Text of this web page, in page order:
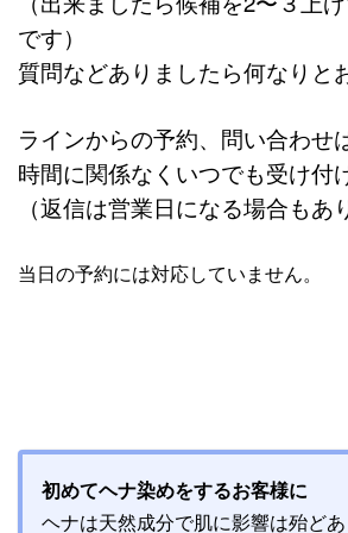
です）
質問などありましたら何なりと
ラインからの予約、問い合わせ
時間に関係なくいつでも受け付
（返信は営業日になる場合もあ
当日の予約には対応していません。
初めてヘナ染めをするお客様に
ヘナは天然成分で肌に影響は殆ど